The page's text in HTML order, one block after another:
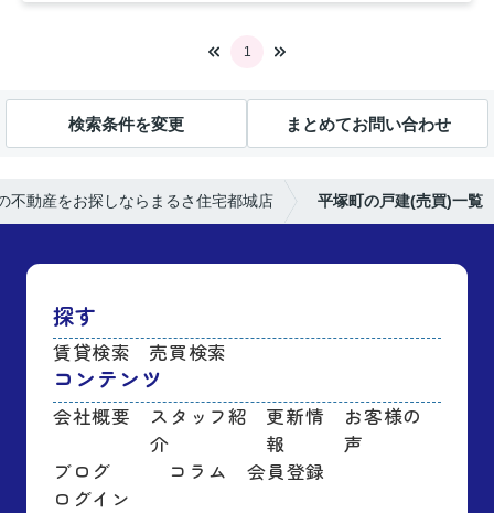
1
検索条件を変更 まとめてお問い合わせ
不動産をお探しならまるさ住宅都城店 平塚町の戸建(売買)一覧
探す
賃貸検索 売買検索
コンテンツ
会社概要
スタッフ紹
介
更新情
報
お客様の
声
ブログ
コラム
会員登録
ログイン